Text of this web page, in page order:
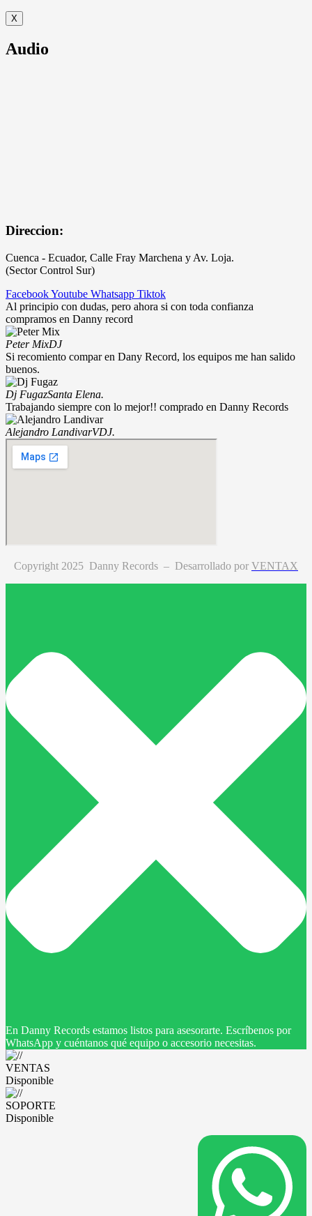
X
Audio
Direccion:
Cuenca - Ecuador, Calle Fray Marchena y Av. Loja.
(Sector Control Sur)
FacebookYoutube Whatsapp Tiktok
Al principio con dudas, pero ahora si con toda confianza
compramos en Danny record
Peter MixDJ
Si recomiento compar en Dany Record, los equipos me han salido
buenos.
Dj FugazSanta Elena.
Trabajando siempre con lo mejor!! comprado en Danny Records
Alejandro LandivarVDJ.
Copyright 2025 Danny Records – Desarrollado por VENTAX
En Danny Records estamos listos para asesorarte. Escríbenos por
WhatsApp y cuéntanos qué equipo o accesorio necesitas.
VENTAS
Disponible
SOPORTE
Disponible